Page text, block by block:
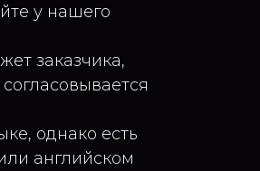
у нашего
заказчика,
однако есть
английском